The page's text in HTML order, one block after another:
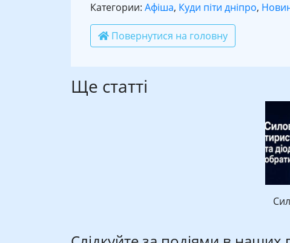
Категории: Афіша, Куди піти дніпро,
Повернутися на головну
Ще статті